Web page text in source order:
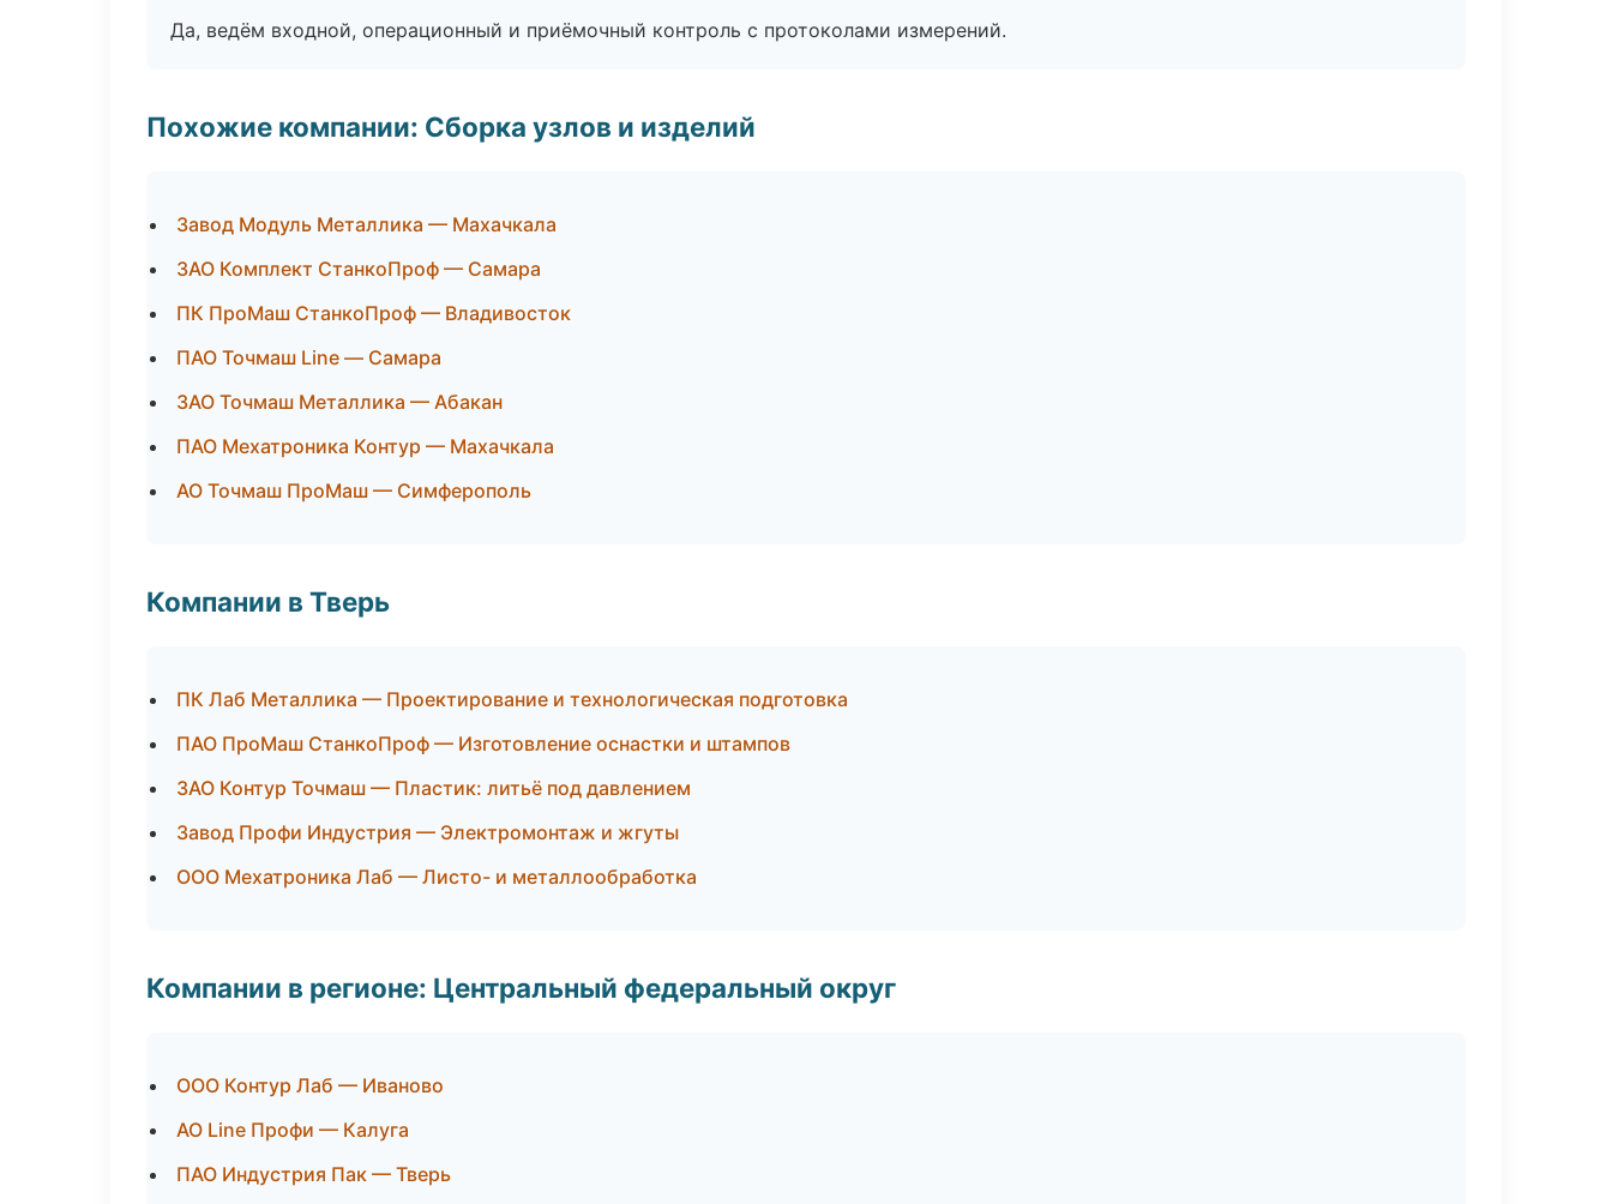
Да, ведём входной, операционный и приёмочный контроль с протоколами измерений.
Похожие компании: Сборка узлов и изделий
Завод Модуль Металлика — Махачкала
ЗАО Комплект СтанкоПроф — Самара
ПК ПроМаш СтанкоПроф — Владивосток
ПАО Точмаш Line — Самара
ЗАО Точмаш Металлика — Абакан
ПАО Мехатроника Контур — Махачкала
АО Точмаш ПроМаш — Симферополь
Компании в Тверь
ПК Лаб Металлика — Проектирование и технологическая подготовка
ПАО ПроМаш СтанкоПроф — Изготовление оснастки и штампов
ЗАО Контур Точмаш — Пластик: литьё под давлением
Завод Профи Индустрия — Электромонтаж и жгуты
ООО Мехатроника Лаб — Листо- и металлообработка
Компании в регионе: Центральный федеральный округ
ООО Контур Лаб — Иваново
АО Line Профи — Калуга
ПАО Индустрия Пак — Тверь